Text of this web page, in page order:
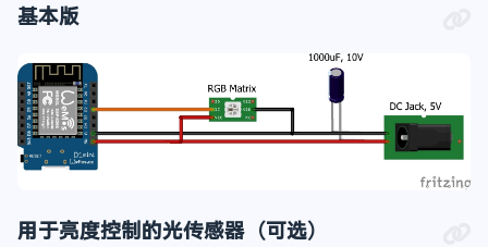
基本版
用于亮度控制的光传感器（可选）